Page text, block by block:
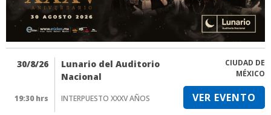
30/8/26
Lunario del Auditorio
Nacional
CIUDAD DE
MÉXICO
19:30 hrs INTERPUESTO XXXV AÑOS VER EVENTO